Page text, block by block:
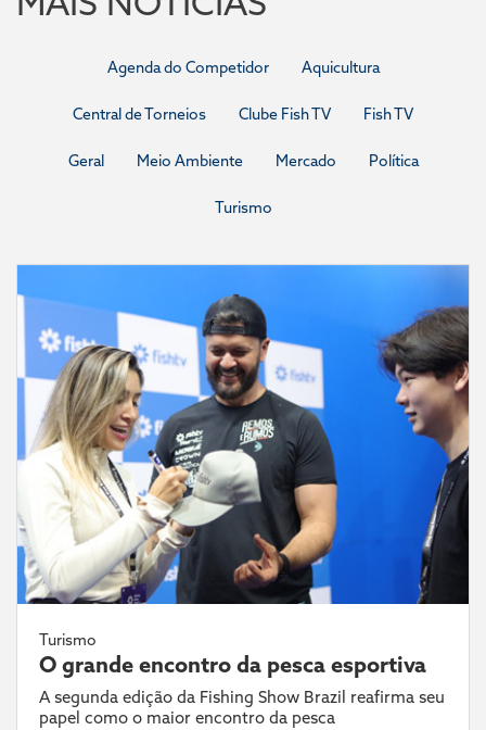
Agenda do Competidor Aquicultura
Central de Torneios Clube Fish TV Fish TV
Geral Meio Ambiente Mercado Política
Turismo
Turismo
O grande encontro da pesca esportiva
A segunda edição da Fishing Show Brazil reafirma seu
papel como o maior encontro da pesca